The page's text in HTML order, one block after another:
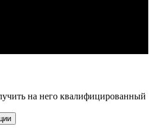
на него квалифицированный